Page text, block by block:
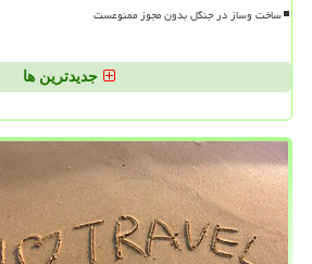
ساخت وساز در جنگل بدون مجوز ممنوعست
جدیدترین ها